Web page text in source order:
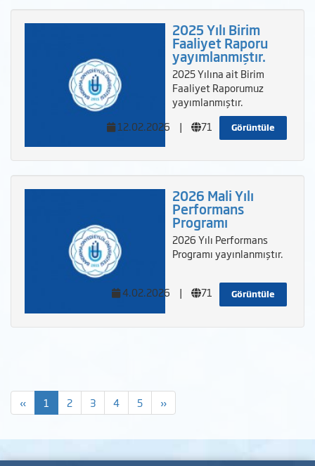
2025 Yılı Birim
Faaliyet Raporu
yayımlanmıştır.
2025 Yılına ait Birim
Faaliyet Raporumuz
yayımlanmıştır.
Görüntüle
12.02.2026 | 71
2026 Mali Yılı
Performans
Programı
2026 Yılı Performans
Programı yayınlanmıştır.
Görüntüle
4.02.2026 | 71
« 1 2 3 4 5 »